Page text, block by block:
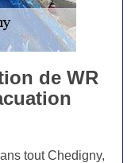
de WR
tout Chedigny,